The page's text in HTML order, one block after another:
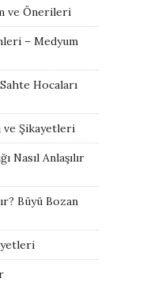
ve Önerileri
– Medyum
Hocaları
ve Şikayetleri
Nasıl Anlaşılır
Büyü Bozan